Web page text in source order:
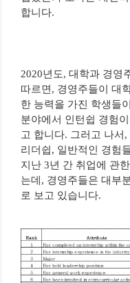
합니다.
2020년도, 대학과 경영
따르면 , 경영주들이 대
한 능력을 가진 학생들
분야에서 인턴쉽 경험
고 합니다. 그러고 나서 ,
리더쉽, 일반적인 경험
지난 3년 간 취업에 관
는데 , 경영주들은 대부
로 보고 있습니다.